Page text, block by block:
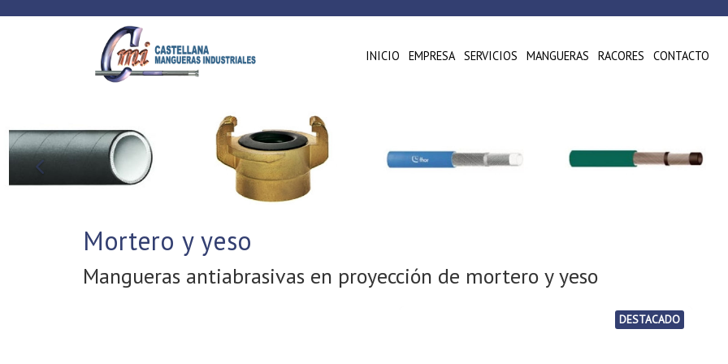
INICIO EMPRESA SERVICIOS MANGUERAS RACORES CONTACTO
Mortero y yeso
Mangueras antiabrasivas en proyección de mortero y yeso
DESTACADO